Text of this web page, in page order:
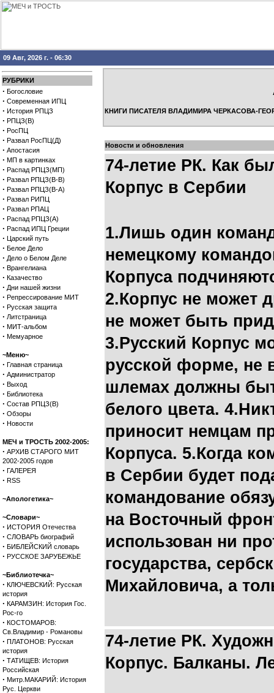
09 Авг, 2026 г. - 06:30
РУБРИКИ
· Богословие
· Современная ИПЦ
· История РПЦЗ
· РПЦЗ(В)
· РосПЦ
· Развал РосПЦ(Д)
· Апостасия
· МП в картинках
· Распад РПЦЗ(МП)
· Развал РПЦЗ(В-В)
· Развал РПЦЗ(В-А)
· Развал РИПЦ
· Развал РПАЦ
· Распад РПЦЗ(А)
· Распад ИПЦ Греции
· Царский путь
· Белое Дело
· Дело о Белом Деле
· Врангелиана
· Казачество
· Дни нашей жизни
· Репрессирование МИТ
· Русская защита
· Литстраница
· МИТ-альбом
· Мемуарное
~Меню~
· Главная страница
· Администратор
· Выход
· Библиотека
· Состав РПЦЗ(В)
· Обзоры
· Новости
МЕЧ и ТРОСТЬ 2002-2005:
· АРХИВ СТАРОГО МИТ
2002-2005 годов
· ГАЛЕРЕЯ
· RSS
~Апологетика~
~Словари~
· ИСТОРИЯ Отечества
· СЛОВАРЬ биографий
· БИБЛЕЙСКИЙ словарь
· РУССКОЕ ЗАРУБЕЖЬЕ
~Библиотечка~
· КЛЮЧЕВСКИЙ: Русская
история
· КАРАМЗИН: История Гос.
Рос-го
· КОСТОМАРОВ:
Св.Владимир - Романовы
· ПЛАТОНОВ: Русская
история
· ТАТИЩЕВ: История
Российская
· Митр.МАКАРИЙ: История
Рус. Церкви
КНИГИ ПИСАТЕЛЯ ВЛАДИМИРА ЧЕРКАСОВА-
Новости и обновления
74-летие РК. Как
Корпус в Сербии
1.Лишь один
немецкому
Корпуса
2.Корпус не может
не может быть
3.Русский Корпус
русской форме, не
шлемах должны
белого цвета.
приносит немцам
Корпуса. 5.Когда
в Сербии будет
командование
на Восточный
использован ни
государства,
Михайловича, а
74-летие РК.
Корпус. Балканы.